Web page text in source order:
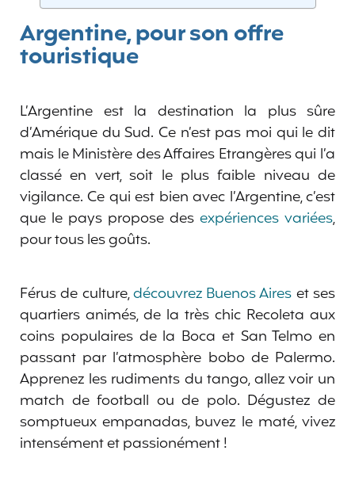
Argentine, pour son offre
touristique
L’Argentine est la destination la plus sûre
d’Amérique du Sud. Ce n’est pas moi qui le dit
mais le Ministère des Affaires Etrangères qui l’a
classé en vert, soit le plus faible niveau de
vigilance. Ce qui est bien avec l’Argentine, c’est
que le pays propose des expériences variées,
pour tous les goûts.
Férus de culture,découvrez Buenos Aires et ses
quartiers animés, de la très chic Recoleta aux
coins populaires de la Boca et San Telmo en
passant par l’atmosphère bobo de Palermo.
Apprenez les rudiments du tango, allez voir un
match de football ou de polo. Dégustez de
somptueux empanadas, buvez le maté, vivez
intensément et passionément !